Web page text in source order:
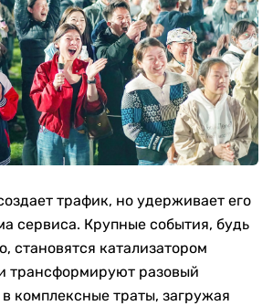
трафик, но удерживает его
сервиса. Крупные события, будь
становятся катализатором
трансформируют разовый
комплексные траты, загружая